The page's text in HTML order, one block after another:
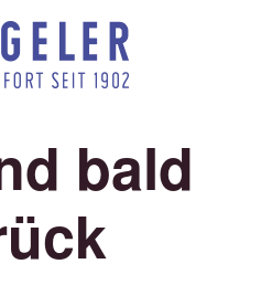
bald